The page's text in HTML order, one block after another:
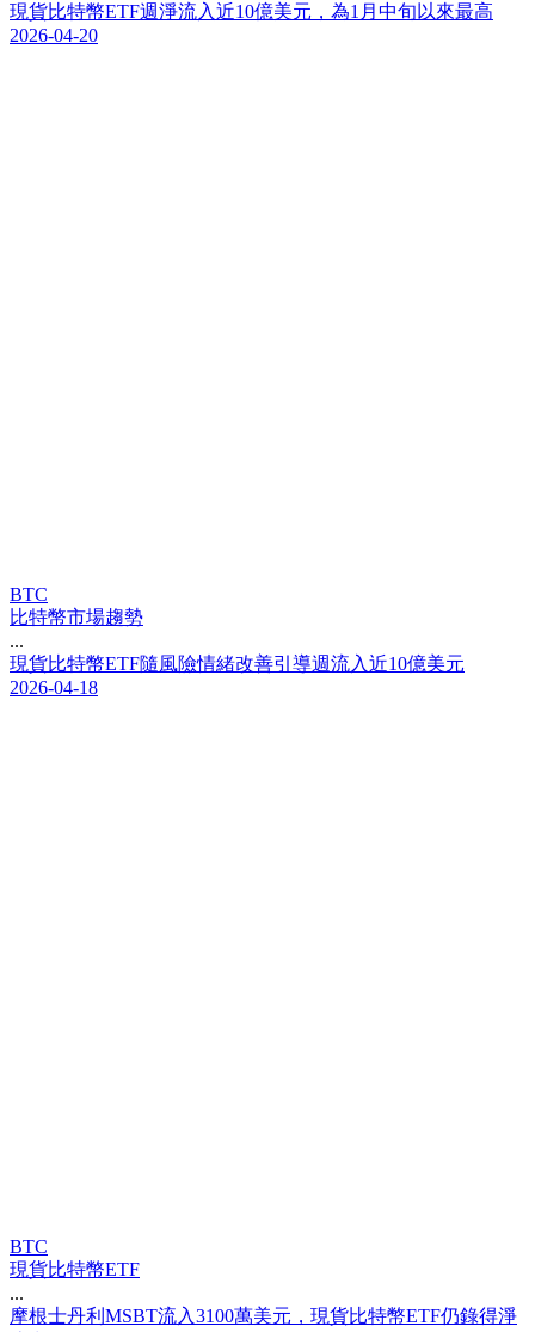
現貨比特幣ETF週淨流入近10億美元 ， 為1 月 中旬 以來最高
2026-04-20
BTC
比特幣市場趨勢
...
現貨比特幣ETF隨風險情緒改善引 導週流入近10億美元
2026-04-18
BTC
現貨比特幣ETF
...
摩根士丹利 MSBT流入3100萬美元 ， 現貨比特幣ETF仍錄得淨